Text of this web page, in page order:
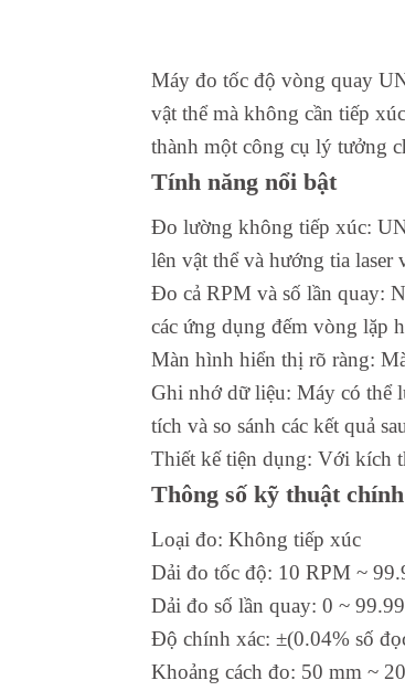
Máy đo tốc độ vòng quay
vật thể mà không cần tiếp
thành một công cụ lý tưởng
Tính năng nổi bật
Đo lường không tiếp xúc:
lên vật thể và hướng tia
Đo cả RPM và số lần quay:
các ứng dụng đếm vòng lặp
Màn hình hiển thị rõ ràng:
Ghi nhớ dữ liệu: Máy có thể
tích và so sánh các kết quả
Thiết kế tiện dụng: Với kích
Thông số kỹ thuật chính
Loại đo: Không tiếp xúc
Dải đo tốc độ: 10 RPM ~
Dải đo số lần quay: 0 ~
Độ chính xác: ±(0.04% số
Khoảng cách đo: 50 mm ~